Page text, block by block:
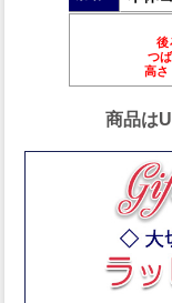
後
つ
高さ
商品は